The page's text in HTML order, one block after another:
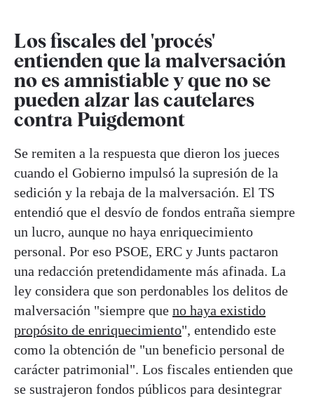
Los fiscales del 'procés'
entienden que la malversación
no es amnistiable y que no se
pueden alzar las cautelares
contra Puigdemont
Se remiten a la respuesta que dieron los jueces
cuando el Gobierno impulsó la supresión de la
sedición y la rebaja de la malversación. El TS
entendió que el desvío de fondos entraña siempre
un lucro, aunque no haya enriquecimiento
personal. Por eso PSOE, ERC y Junts pactaron
una redacción pretendidamente más afinada. La
ley considera que son perdonables los delitos de
malversación "siempre que no haya existido
propósito de enriquecimiento", entendido este
como la obtención de "un beneficio personal de
carácter patrimonial". Los fiscales entienden que
se sustrajeron fondos públicos para desintegrar